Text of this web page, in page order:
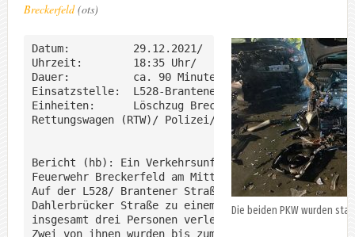
Breckerfeld(ots)
Die beiden PKW wurden
Datum:		29.12.2021/
Uhrzeit:	18:35 Uhr/
Dauer:		ca. 90 Minuten/
Einsatzstelle:	L528-Brantener Straße/
Einheiten:	Löschzug Breckerfeld/ Notarzt-Einsatzfahrzeug (NEF),
Rettungswagen (RTW)/ Polizei/
Bericht (hb): Ein Verkehrsunfall mit einem
Feuerwehr Breckerfeld am Mittwochabend gemeldet.
Auf der L528/ Brantener Straße kam es im
Dahlerbrücker Straße zu einem Unfall zwischen zwei
insgesamt drei Personen verletzt wurden.
Zwei von ihnen wurden bis zum Eintreffen weiterer